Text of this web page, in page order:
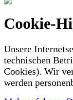
Cookie-
Unsere
technischen
Cookies). Wir
werden